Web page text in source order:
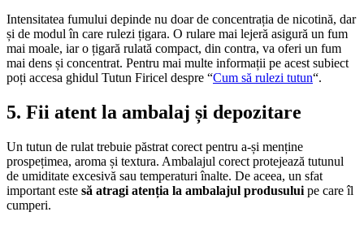
Intensitatea fumului depinde nu doar de concentrația de nicotină, dar
și de modul în care rulezi țigara. O rulare mai lejeră asigură un fum
mai moale, iar o țigară rulată compact, din contra, va oferi un fum
mai dens și concentrat. Pentru mai multe informații pe acest subiect
poți accesa ghidul Tutun Firicel despre “Cum să rulezi tutun“.
5. Fii atent la ambalaj și depozitare
Un tutun de rulat trebuie păstrat corect pentru a-și menține
prospețimea, aroma și textura. Ambalajul corect protejează tutunul
de umiditate excesivă sau temperaturi înalte. De aceea, un sfat
important este să atragi atenția la ambalajul produsului pe care îl
cumperi.